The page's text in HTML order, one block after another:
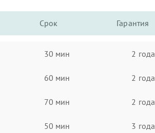
Срок Гарантия
30 мин 2 года
60 мин 2 года
70 мин 2 года
50 мин 3 года